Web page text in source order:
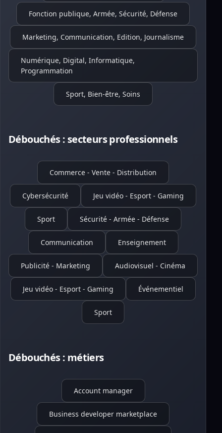
Fonction publique, Armée, Sécurité, Défense
Marketing, Communication, Edition, Journalisme
Numérique, Digital, Informatique,
Programmation
Sport, Bien-être, Soins
Débouchés : secteurs professionnels
Commerce - Vente - Distribution
Cybersécurité Jeu vidéo - Esport - Gaming
Sport Sécurité - Armée - Défense
Communication Enseignement
Publicité - Marketing Audiovisuel - Cinéma
Jeu vidéo - Esport - Gaming Événementiel
Sport
Débouchés : métiers
Account manager
Business developer marketplace